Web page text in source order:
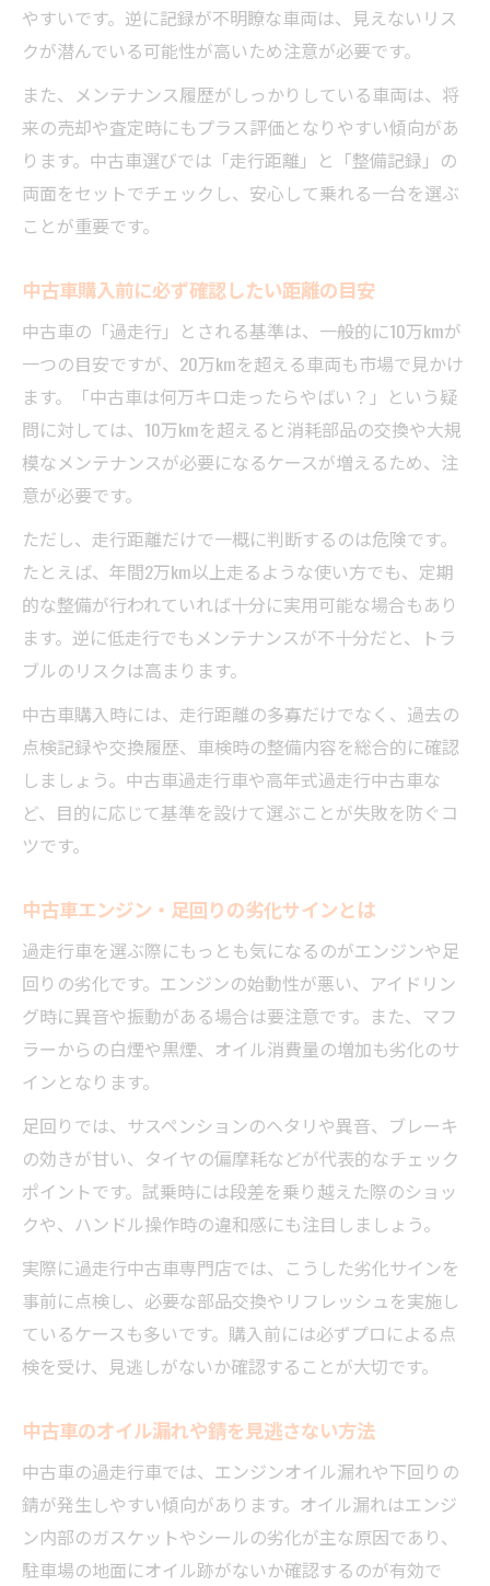
やすいです。逆に記録が不明瞭な車両は、見えないリス
クが潜んでいる可能性が高いため注意が必要です。
また、メンテナンス履歴がしっかりしている車両は、将
来の売却や査定時にもプラス評価となりやすい傾向があ
ります。中古車選びでは「走行距離」と「整備記録」の
両面をセットでチェックし、安心して乗れる一台を選ぶ
ことが重要です。
中古車購入前に必ず確認したい距離の目安
中古車の「過走行」とされる基準は、一般的に10万kmが
一つの目安ですが、20万kmを超える車両も市場で見かけ
ます。「中古車は何万キロ走ったらやばい？」という疑
問に対しては、10万kmを超えると消耗部品の交換や大規
模なメンテナンスが必要になるケースが増えるため、注
意が必要です。
ただし、走行距離だけで一概に判断するのは危険です。
たとえば、年間2万km以上走るような使い方でも、定期
的な整備が行われていれば十分に実用可能な場合もあり
ます。逆に低走行でもメンテナンスが不十分だと、トラ
ブルのリスクは高まります。
中古車購入時には、走行距離の多寡だけでなく、過去の
点検記録や交換履歴、車検時の整備内容を総合的に確認
しましょう。中古車過走行車や高年式過走行中古車な
ど、目的に応じて基準を設けて選ぶことが失敗を防ぐコ
ツです。
中古車エンジン・足回りの劣化サインとは
過走行車を選ぶ際にもっとも気になるのがエンジンや足
回りの劣化です。エンジンの始動性が悪い、アイドリン
グ時に異音や振動がある場合は要注意です。また、マフ
ラーからの白煙や黒煙、オイル消費量の増加も劣化のサ
インとなります。
足回りでは、サスペンションのヘタリや異音、ブレーキ
の効きが甘い、タイヤの偏摩耗などが代表的なチェック
ポイントです。試乗時には段差を乗り越えた際のショッ
クや、ハンドル操作時の違和感にも注目しましょう。
実際に過走行中古車専門店では、こうした劣化サインを
事前に点検し、必要な部品交換やリフレッシュを実施し
ているケースも多いです。購入前には必ずプロによる点
検を受け、見逃しがないか確認することが大切です。
中古車のオイル漏れや錆を見逃さない方法
中古車の過走行車では、エンジンオイル漏れや下回りの
錆が発生しやすい傾向があります。オイル漏れはエンジ
ン内部のガスケットやシールの劣化が主な原因であり、
駐車場の地面にオイル跡がないか確認するのが有効で